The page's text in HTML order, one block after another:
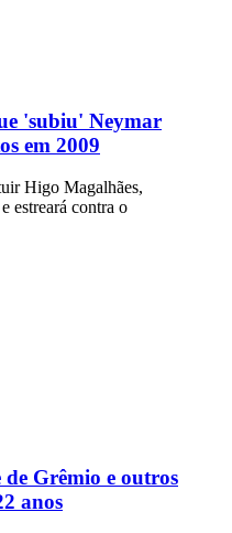
'subiu' Neymar
em 2009
Higo Magalhães,
estreará contra o
de Grêmio e outros
anos